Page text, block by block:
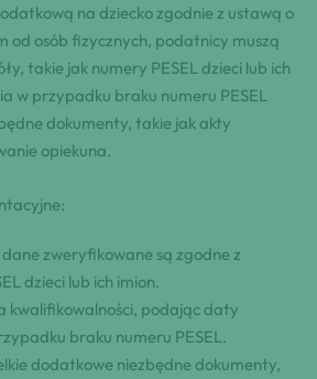
na dziecko zgodnie z ustawą o
od osób fizycznych, podatnicy muszą
takie jak numery PESEL dzieci lub ich
w przypadku braku numeru PESEL
dokumenty, takie jak akty
opiekuna.
dane zweryfikowane są zgodne z
dzieci lub ich imion.
kwalifikowalności, podając daty
braku numeru PESEL.
dodatkowe niezbędne dokumenty,